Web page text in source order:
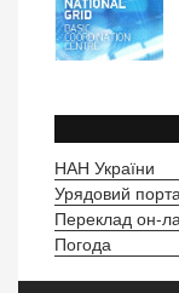
НАН України
Урядовий
Переклад он-
Погода